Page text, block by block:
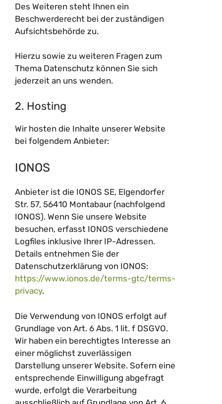
Des Weiteren steht Ihnen ein
Beschwerderecht bei der zuständigen
Aufsichtsbehörde zu.
Hierzu sowie zu weiteren Fragen zum
Thema Datenschutz können Sie sich
jederzeit an uns wenden.
2. Hosting
Wir hosten die Inhalte unserer Website
bei folgendem Anbieter:
IONOS
Anbieter ist die IONOS SE, Elgendorfer
Str. 57, 56410 Montabaur (nachfolgend
IONOS). Wenn Sie unsere Website
besuchen, erfasst IONOS verschiedene
Logfiles inklusive Ihrer IP-Adressen.
Details entnehmen Sie der
Datenschutzerklärung von IONOS:
https://www.ionos.de/terms-gtc/terms-
privacy.
Die Verwendung von IONOS erfolgt auf
Grundlage von Art. 6 Abs. 1 lit. f DSGVO.
Wir haben ein berechtigtes Interesse an
einer möglichst zuverlässigen
Darstellung unserer Website. Sofern eine
entsprechende Einwilligung abgefragt
wurde, erfolgt die Verarbeitung